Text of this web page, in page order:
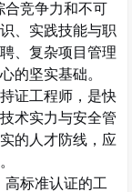
合竞争力和不可
、实践技能与职
、复杂项目管理
的坚实基础。
持证工程师，是快
术实力与安全管
的人才防线，应
高标准认证的工